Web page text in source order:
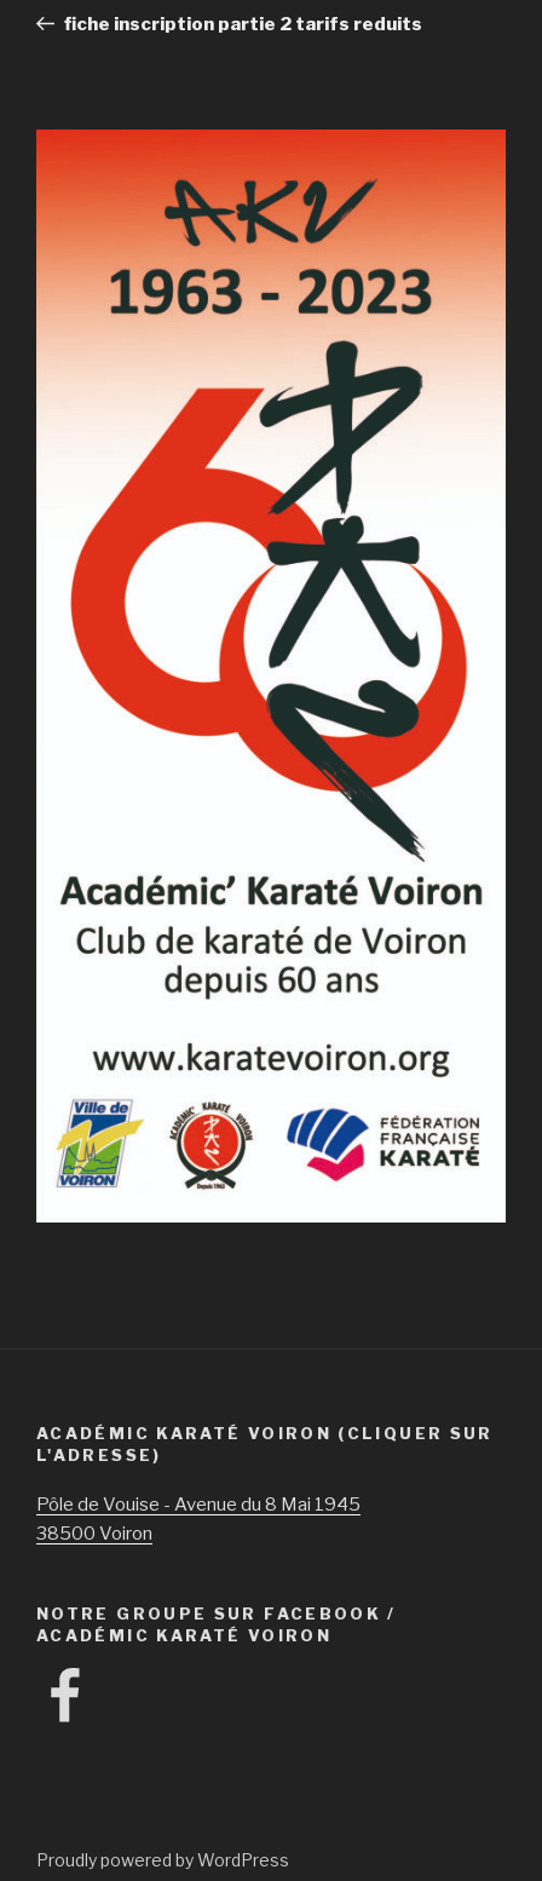
Postfiche inscription partie 2 tarifs reduits
ACADÉMIC KARATÉ VOIRON (CLIQUER SUR
L'ADRESSE)
Pôle de Vouise - Avenue du 8 Mai 1945
38500 Voiron
NOTRE GROUPE SUR FACEBOOK /
ACADÉMIC KARATÉ VOIRON
Facebook
Proudly powered by WordPress